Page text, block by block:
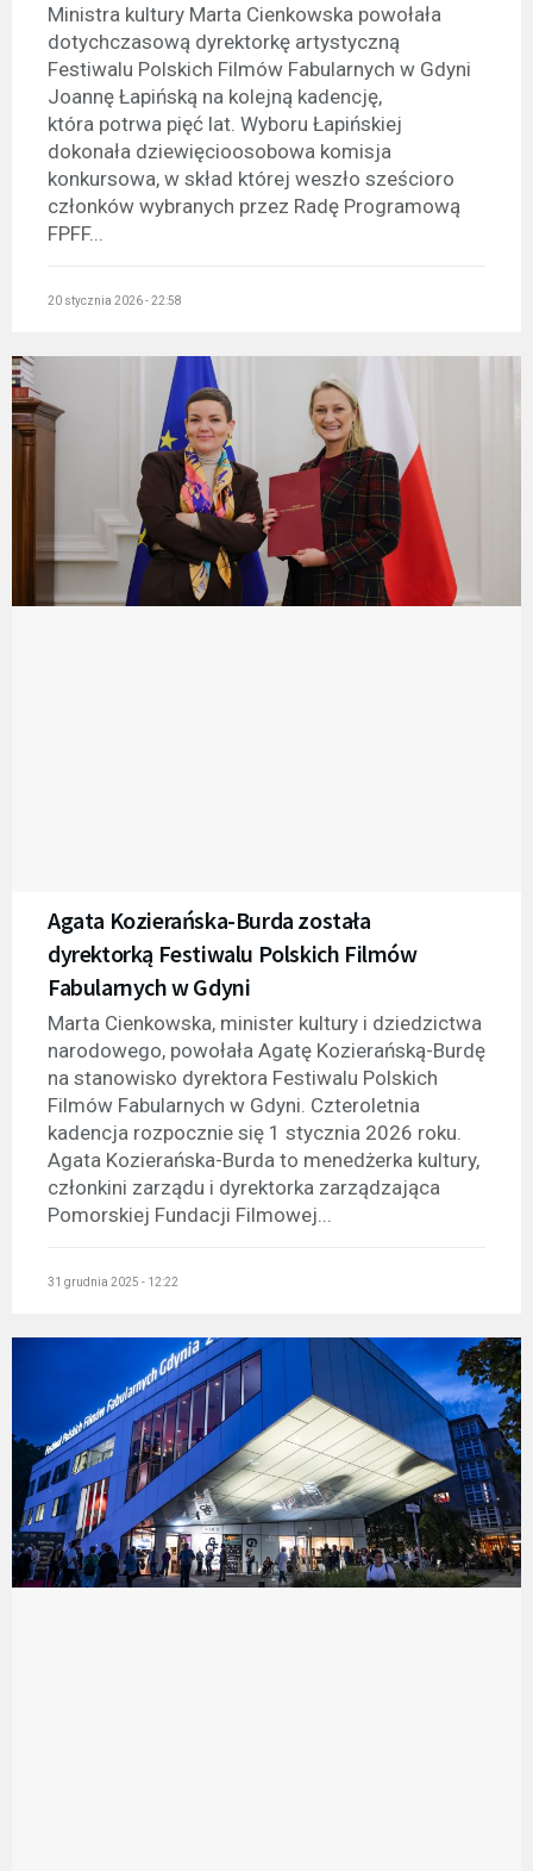
Ministra kultury Marta Cienkowska powołała
dotychczasową dyrektorkę artystyczną
Festiwalu Polskich Filmów Fabularnych w Gdyni
Joannę Łapińską na kolejną kadencję,
która potrwa pięć lat. Wyboru Łapińskiej
dokonała dziewięcioosobowa komisja
konkursowa, w skład której weszło sześcioro
członków wybranych przez Radę Programową
FPFF...
20 stycznia 2026 - 22:58
Agata Kozierańska-Burda została
dyrektorką Festiwalu Polskich Filmów
Fabularnych w Gdyni
Marta Cienkowska, minister kultury i dziedzictwa
narodowego, powołała Agatę Kozierańską-Burdę
na stanowisko dyrektora Festiwalu Polskich
Filmów Fabularnych w Gdyni. Czteroletnia
kadencja rozpocznie się 1 stycznia 2026 roku.
Agata Kozierańska-Burda to menedżerka kultury,
członkini zarządu i dyrektorka zarządzająca
Pomorskiej Fundacji Filmowej...
31 grudnia 2025 - 12:22